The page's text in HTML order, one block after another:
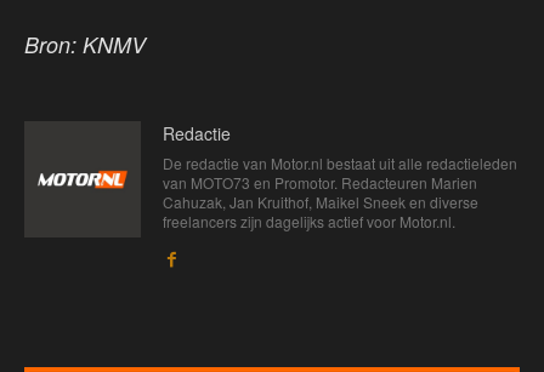
Bron: KNMV
Redactie
De redactie van Motor.nl bestaat uit alle redactieleden
van MOTO73 en Promotor. Redacteuren Marien
Cahuzak, Jan Kruithof, Maikel Sneek en diverse
freelancers zijn dagelijks actief voor Motor.nl.